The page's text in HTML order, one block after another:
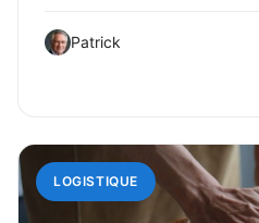
Patrick
LOGISTIQUE